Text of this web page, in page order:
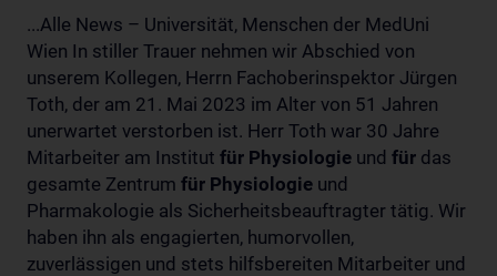
...Alle News – Universität, Menschen der MedUni
Wien In stiller Trauer nehmen wir Abschied von
unserem Kollegen, Herrn Fachoberinspektor Jürgen
Toth, der am 21. Mai 2023 im Alter von 51 Jahren
unerwartet verstorben ist. Herr Toth war 30 Jahre
Mitarbeiter am Institut für Physiologie und für das
gesamte Zentrum für Physiologie und
Pharmakologie als Sicherheitsbeauftragter tätig. Wir
haben ihn als engagierten, humorvollen,
zuverlässigen und stets hilfsbereiten Mitarbeiter und